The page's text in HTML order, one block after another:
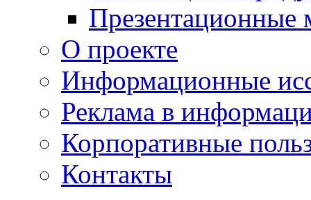
Презентационные
О проекте
Информационные
Реклама в
Корпоративные
Контакты